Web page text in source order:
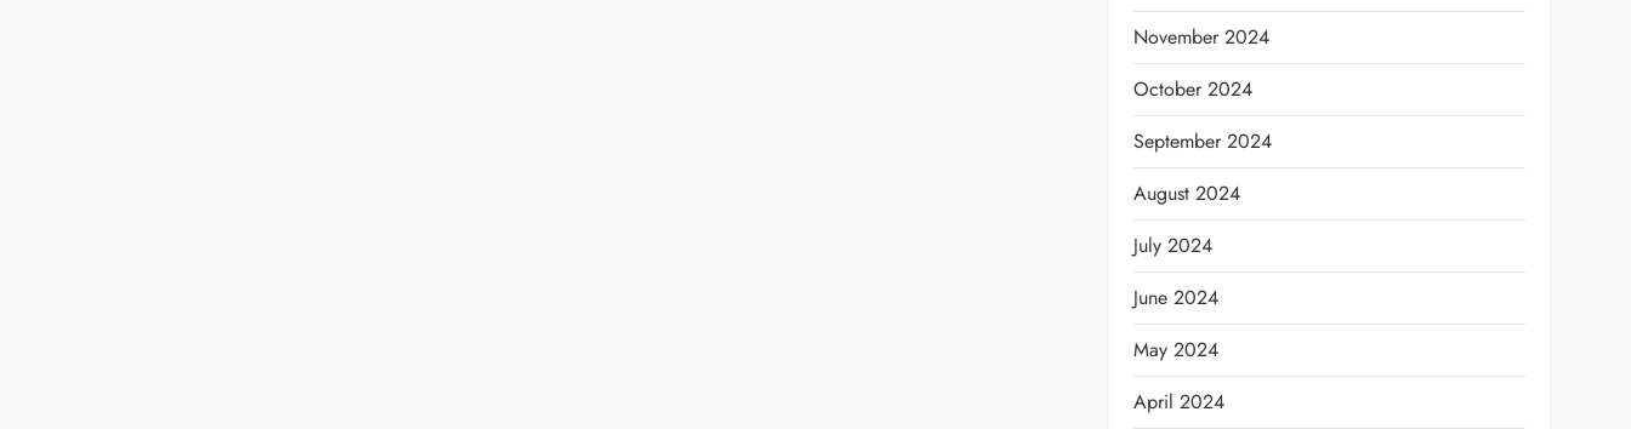
November 2024
October 2024
September 2024
August 2024
July 2024
June 2024
May 2024
April 2024